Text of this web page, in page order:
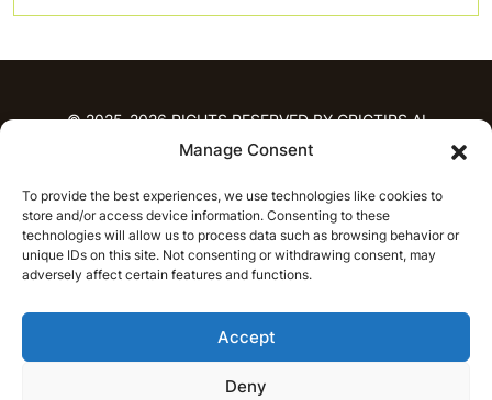
Manage Consent
To provide the best experiences, we use technologies like cookies to
store and/or access device information. Consenting to these
technologies will allow us to process data such as browsing behavior or
unique IDs on this site. Not consenting or withdrawing consent, may
adversely affect certain features and functions.
Accept
Deny
© 2025-2026 RIGHTS RESERVED BY CRICTIPS.AI
भविष्यवाणियाँ
आईपीएल भविष्यवाणियाँ
टी20 लीग भविष्यवाणियाँ
महिला क्रिकेट
नवीनतम क्रिकेट भविष्यवाणियाँ
भविष्यवाणी विश्लेषण
समाचार
आईपीएल समाचार